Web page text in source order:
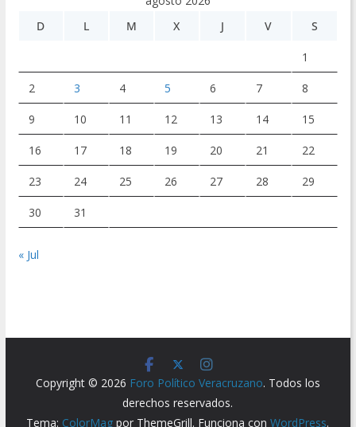
D
L M X J V S
1
2 3 4 5 6 7 8
9 10 11 12 13 14 15
16 17 18 19 20 21 22
23 24 25 26 27 28 29
30 31
« Jul
Copyright © 2026 Foro Político Veracruzano. Todos los
derechos reservados.
Tema: ColorMag por ThemeGrill. Funciona conWordPress.